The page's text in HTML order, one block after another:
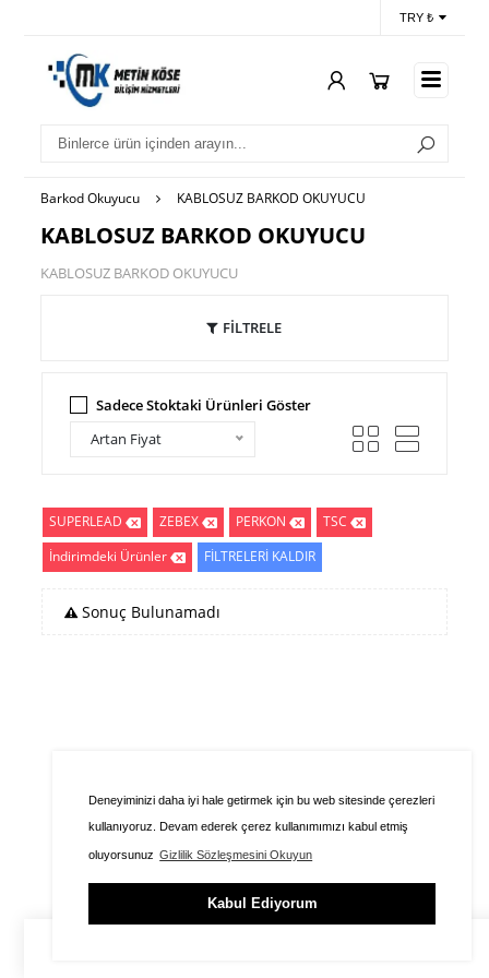
Deneyiminizi daha iyi hale getirmek için bu web sitesinde çerezleri
kullanıyoruz. Devam ederek çerez kullanımımızı kabul etmiş
oluyorsunuz Gizlilik Sözleşmesini Okuyun
Kabul Ediyorum
TRY ₺
Barkod Okuyucu KABLOSUZ BARKOD OKUYUCU
KABLOSUZ BARKOD OKUYUCU
KABLOSUZ BARKOD OKUYUCU
FİLTRELE
Sadece Stoktaki Ürünleri Göster
Artan Fiyat
SUPERLEAD ZEBEX PERKON
TSC
İndirimdeki Ürünler
FİLTRELERİ KALDIR
Sonuç Bulunamadı